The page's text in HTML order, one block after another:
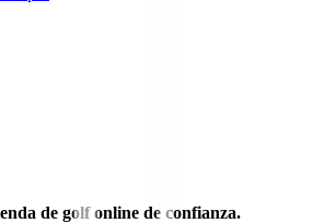
de golf online de confianza.